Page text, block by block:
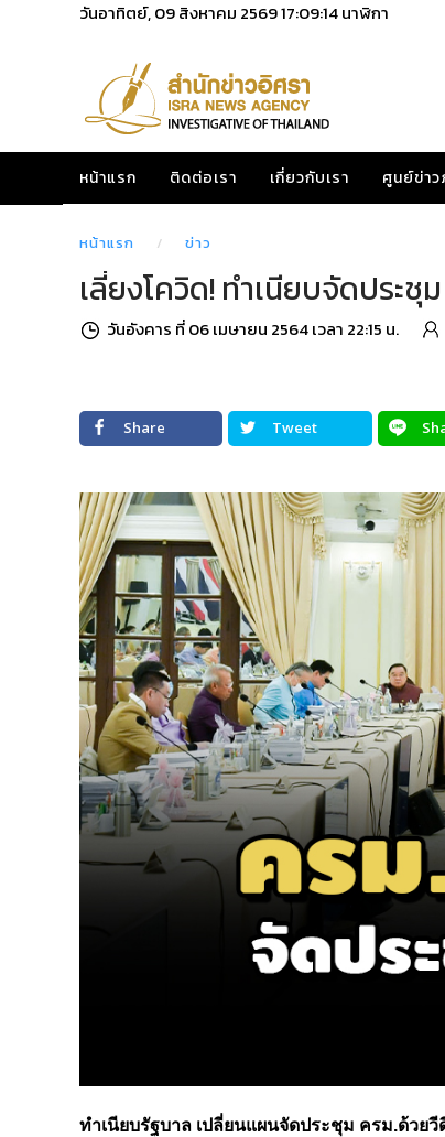
วันอาทิตย์, 09 สิงหาคม 256917:09:15นาฬิกา
หน้าแรก ติดต่อเรา เกี่ยวกับเรา ศูนย์ข่าว
หน้าแรก ข่าว
เลี่ยงโควิด! ทำเนียบจัดประ
วันอังคาร ที่ 06 เมษายน 2564 เวลา 22:15 น.
Share Tweet
ทำเนียบรัฐบาล เปลี่ยนแผนจัดประชุม ครม.ด้วย